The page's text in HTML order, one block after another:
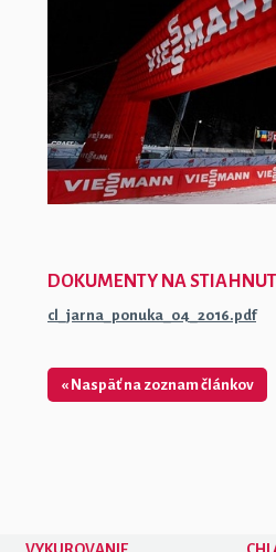
DOKUMENTY NA
cl_jarna_ponuka_04_2016.pdf
« Naspäť na zoznam článkov
VYKUROVANIE